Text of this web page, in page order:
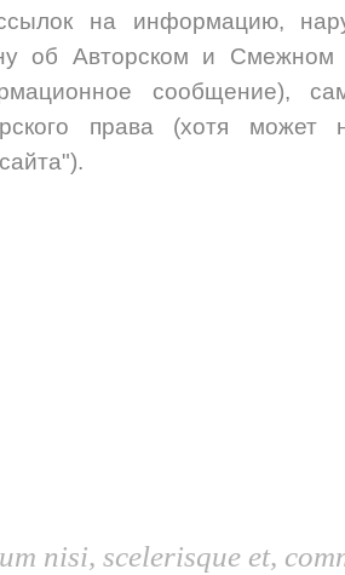
ссылок на информацию,
об Авторском и
сообщение),
права (хотя может
nisi, scelerisque et,